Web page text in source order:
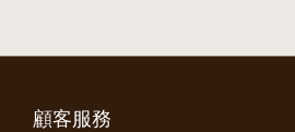
顧客服務